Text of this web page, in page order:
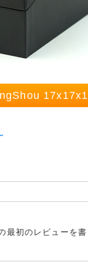
最初のレビューを